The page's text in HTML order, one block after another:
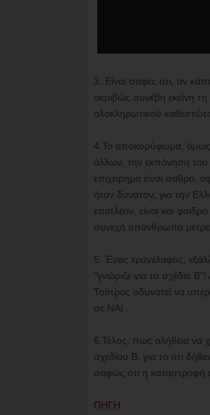
3. Είναι σαφές ότι, αν
ακριβώς συνέβη εκείνη
ολοκληρωτικού
4.Το αποκορύφωμα, όμως,
άλλων, την εκπόνηση
επιχείρημα είναι σαθρό,
ήταν δυνατόν, για την
επιπλέον, είναι και
συνεχή απάνθρωπα
5. Ένας τραγέλαφος,
"γνώριζε για το σχέδιο
Τσίπρας αδυνατεί να
σε ΝΑΙ .
6.Τέλος, πως αλήθεια να
σχεδίου Β, για το ότι
σαφώς ότι η καταστροφή
ΠΗΓΗ